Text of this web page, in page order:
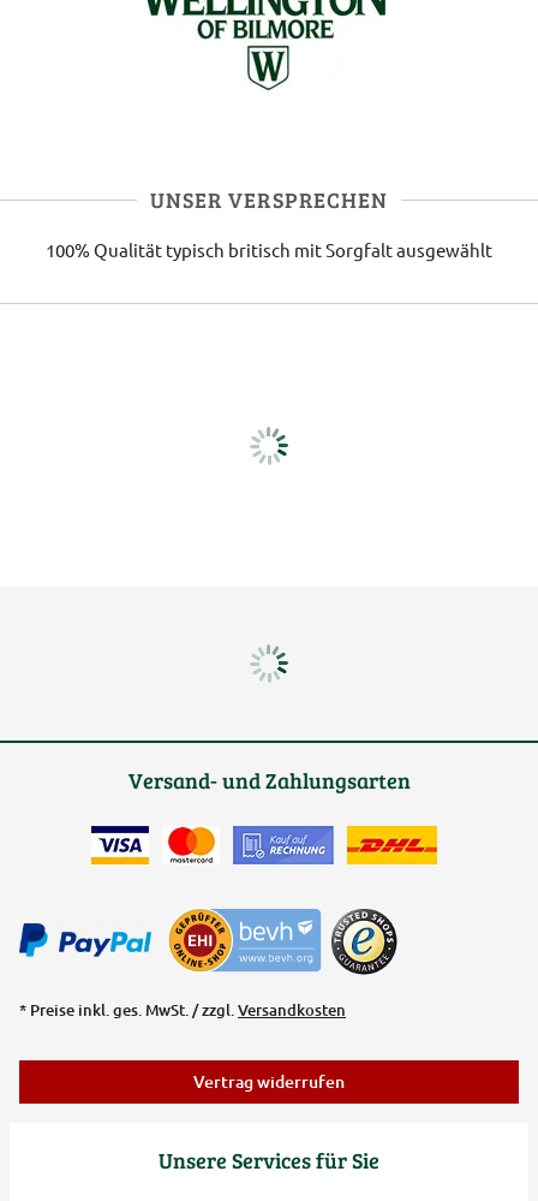
UNSER VERSPRECHEN
100% Qualität typisch britisch mit Sorgfalt ausgewählt
Unsere Services für Sie
Versand- und Zahlungsarten
* Preise inkl. ges. MwSt. / zzgl.Versandkosten
Vertrag widerrufen